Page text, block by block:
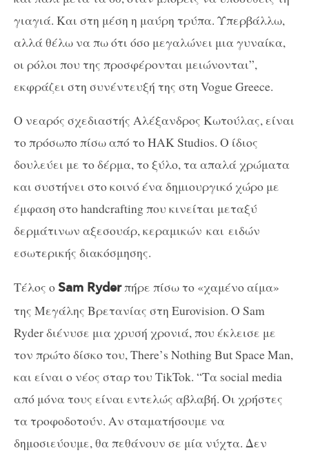
γιαγιά. Και στη μέση η μαύρη τρύπα. Υπερβάλλω,
αλλά θέλω να πω ότι όσο μεγαλώνει μια γυναίκα,
οι ρόλοι που της προσφέρονται μειώνονται”,
εκφράζει στη συνέντευξή της στη Vogue Greece.
Ο νεαρός σχεδιαστής Αλέξανδρος Κωτούλας, είναι
το πρόσωπο πίσω από το HAK Studios. Ο ίδιος
δουλεύει με το δέρμα, το ξύλο, τα απαλά χρώματα
και συστήνει στο κοινό ένα δημιουργικό χώρο με
έμφαση στο handcrafting που κινείται μεταξύ
δερμάτινων αξεσουάρ, κεραμικών και ειδών
εσωτερικής διακόσμησης.
Τέλος ο Sam Ryderπήρε πίσω το «χαμένο αίμα»
της Μεγάλης Βρετανίας στη Eurovision. Ο Sam
Ryderδιένυσε μια χρυσή χρονιά, που έκλεισε με
τον πρώτο δίσκο του,There’s NothingButSpaceMan,
και είναι ο νέος σταρ του TikTok. “Τα socialmedia
από μόνα τους είναι εντελώς αβλαβή. Οι χρήστες
τα τροφοδοτούν. Αν σταματήσουμε να
δημοσιεύουμε, θα πεθάνουν σε μία νύχτα. Δεν